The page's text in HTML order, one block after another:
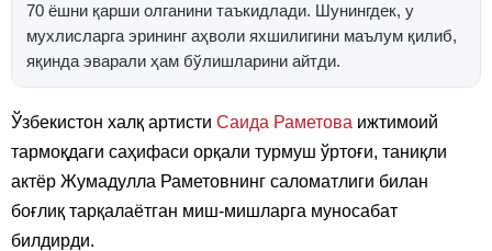
70 ёшни қарши олганини таъкидлади. Шунингдек, у
мухлисларга эрининг аҳволи яхшилигини маълум қилиб,
яқинда эварали ҳам бўлишларини айтди.
Ўзбекистон халқ артисти Саида Раметова ижтимоий
тармоқдаги саҳифаси орқали турмуш ўртоғи, таниқли
актёр Жумадулла Раметовнинг саломатлиги билан
боғлиқ тарқалаётган миш-мишларга муносабат
билдирди.